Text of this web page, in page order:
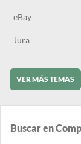
eBay
Jura
VER MÁS TEMAS